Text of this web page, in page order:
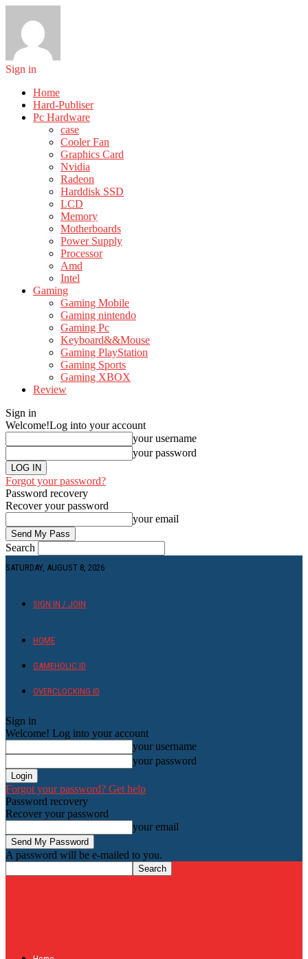
Sign in
Home
Hard-Publiser
Pc Hardware
case
Cooler Fan
Graphics Card
Nvidia
Radeon
Harddisk SSD
LCD
Memory
Motherboards
Power Supply
Processor
Amd
Intel
Gaming
Gaming Mobile
Gaming nintendo
Gaming Pc
Keyboard&&Mouse
Gaming PlayStation
Gaming Sports
Gaming XBOX
Review
Sign in
Welcome!Log into your account
your username
your password
Forgot your password?
Password recovery
Recover your password
your email
Search
SATURDAY, AUGUST 8, 2026
SIGN IN / JOIN
HOME
GAMEHOLIC.ID
OVERCLOCKING ID
Sign in
Welcome! Log into your account
your username
your password
Forgot your password? Get help
Password recovery
Recover your password
your email
A password will be e-mailed to you.